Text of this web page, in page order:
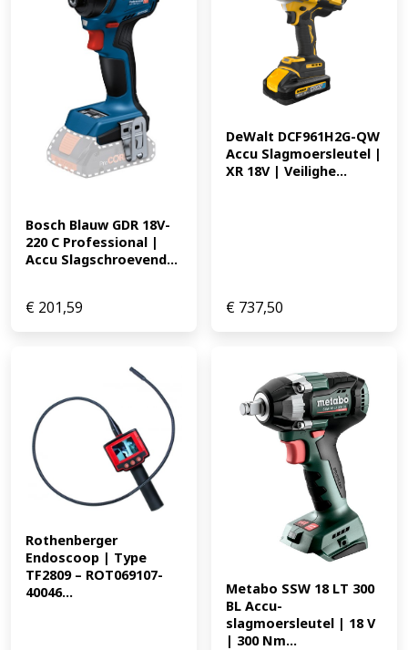
Accutype Li-ion * Oplaadtijd 22 min. * Variabele elektr.
toerenregeling ja * Zaagbladopname universeel ja *
Pendelstanden 3 * Slaglengte 26 mm * Aantal slagen
EAN: 0088381650946 241.72
Bosch Blauw GDR 18V-
220 C Professional |
Accu Slagschroevend...
€ 201,59
DeWalt DCF961H2G-QW
Accu Slagmoersleutel |
XR 18V | Veilighe...
€ 737,50
Rothenberger
Endoscoop | Type
TF2809 – ROT069107-
40046...
Metabo SSW 18 LT 300
BL Accu-
slagmoersleutel | 18 V
| 300 Nm...